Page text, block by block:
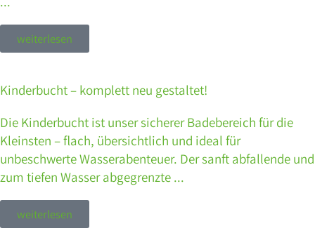
weiterlesen
Kinderbucht – komplett neu gestaltet!
Die Kinderbucht ist unser sicherer Badebereich für die
Kleinsten – flach, übersichtlich und ideal für
unbeschwerte Wasserabenteuer. Der sanft abfallende und
zum tiefen Wasser abgegrenzte ...
weiterlesen